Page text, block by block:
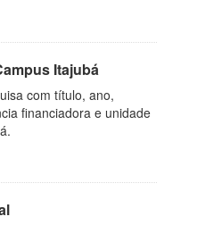
Itajubá
com título, ano,
financiadora e unidade